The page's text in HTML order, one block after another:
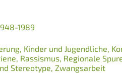
1989
Kinder und Jugendliche
Rassismus Regionale
Stereotype Zwangsarbeit